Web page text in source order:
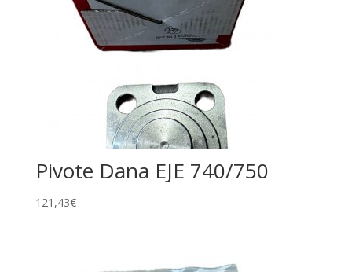
Pivote Dana EJE 740/750
121,43€